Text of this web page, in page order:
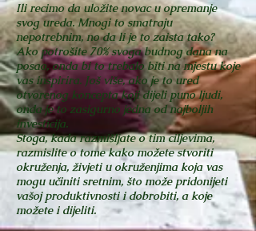
Ili recimo da uložite novac u opremanje
svog ureda. Mnogi to smatraju
nepotrebnim, no da li je to zaista tako?
Ako potrošite 70% svoga budnog dana na
posao, onda bi to trebalo biti na mjestu koje
vas inspirira. Još više, ako je to ured
otvorenog koncepta koji dijeli puno ljudi,
onda je to zasigurno jedna od najboljih
investicija.
Stoga, kada razmišljate o tim ciljevima,
razmislite o tome kako možete stvoriti
okruženja, živjeti u okruženjima koja vas
mogu učiniti sretnim, što može pridonijeti
vašoj produktivnosti i dobrobiti, a koje
možete i dijeliti.